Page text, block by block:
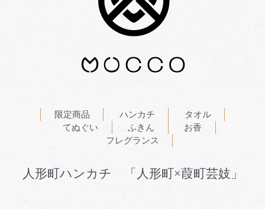
限定商品 ハンカチ
タオル
てぬぐい
ふきん
お香
フレグランス
人形町ハンカチ 「人形町×葭町芸妓」